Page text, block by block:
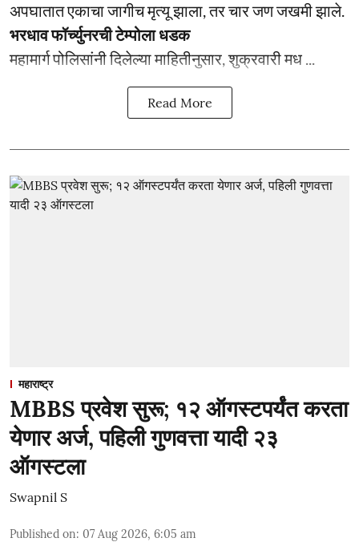
अपघातात एकाचा जागीच मृत्यू झाला, तर चार जण जखमी झाले.
भरधाव फॉर्च्युनरची टेम्पोला धडक
महामार्ग पोलिसांनी दिलेल्या माहितीनुसार, शुक्रवारी मध ...
Read More
महाराष्ट्र
MBBS प्रवेश सुरू; १२ ऑगस्टपर्यंत करता
येणार अर्ज, पहिली गुणवत्ता यादी २३
ऑगस्टला
Swapnil S
Published on: 07 Aug 2026, 6:05 am